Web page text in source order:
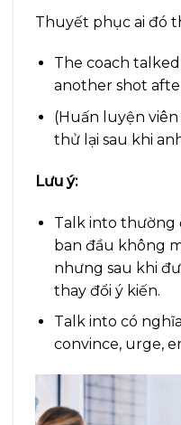
Thuyết phục ai đó
The coach
another shot
(Huấn luyện
thử lại sau khi
Lưu ý:
Talk into thường
ban đầu không
nhưng sau khi
thay đổi ý kiến.
Talk into có
convince, urge,